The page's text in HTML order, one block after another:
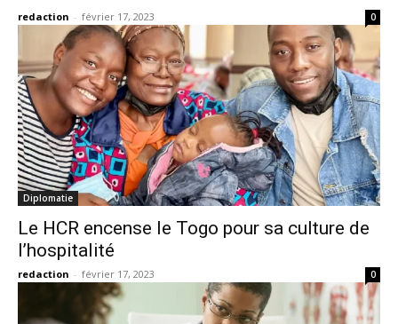
redaction - février 17, 2023 0
Diplomatie
Le HCR encense le Togo pour sa culture de
l’hospitalité
redaction - février 17, 2023 0